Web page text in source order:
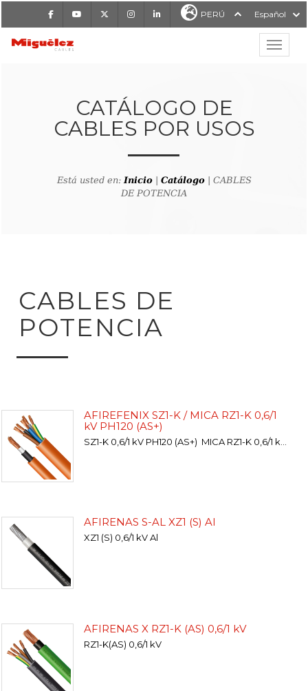
FacebookYoutube InstagramLinkedIn PERÚ Español
MIGUÉLEZ CABLES
CATÁLOGO DE
CABLES POR USOS
Está usted en:Inicio| Catálogo| CABLES
DE POTENCIA
CABLES DE
POTENCIA
AFIREFENIX SZ1-K / MICA RZ1-K 0,6/1
kV PH120 (AS+)
AFIRENAS S-AL XZ1 (S) Al
XZ1 (S) 0,6/1 kV Al
AFIRENAS X RZ1-K (AS) 0,6/1 kV
RZ1-K(AS) 0,6/1 kV